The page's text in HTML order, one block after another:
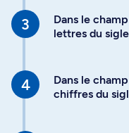
Dans le
lettres du
Dans le
chiffres du